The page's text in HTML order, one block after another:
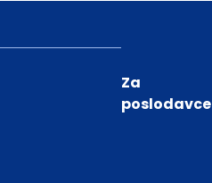
Za
poslodavce